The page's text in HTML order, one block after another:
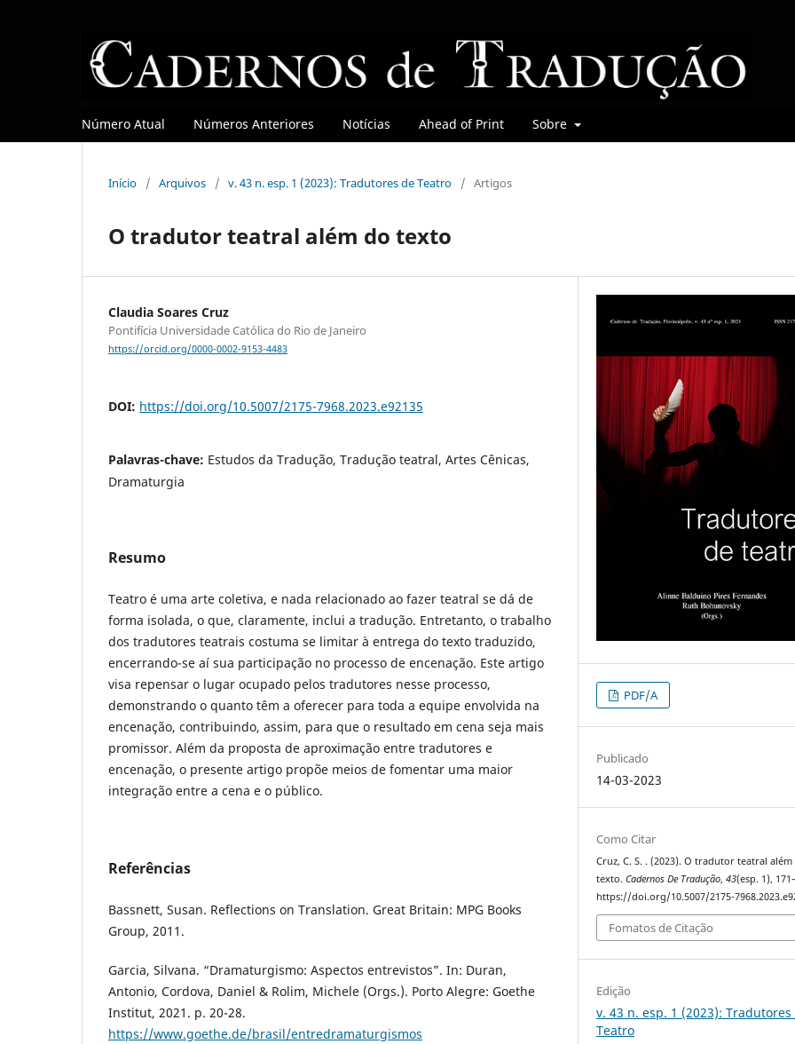
Número Atual Números Anteriores Notícias Ahead of Print Sobre
Início / Arquivos / v. 43 n. esp. 1 (2023): Tradutores de Teatro / Artigos
O tradutor teatral além do texto
Claudia Soares Cruz
Pontifícia Universidade Católica do Rio de Janeiro
https://orcid.org/0000-0002-9153-4483
DOI: https://doi.org/10.5007/2175-7968.2023.e92135
Palavras-chave: Estudos da Tradução, Tradução teatral, Artes Cênicas,
Dramaturgia
Resumo
Teatro é uma arte coletiva, e nada relacionado ao fazer teatral se dá de
forma isolada, o que, claramente, inclui a tradução. Entretanto, o trabalho
dos tradutores teatrais costuma se limitar à entrega do texto traduzido,
encerrando-se aí sua participação no processo de encenação. Este artigo
visa repensar o lugar ocupado pelos tradutores nesse processo,
demonstrando o quanto têm a oferecer para toda a equipe envolvida na
encenação, contribuindo, assim, para que o resultado em cena seja mais
promissor. Além da proposta de aproximação entre tradutores e
encenação, o presente artigo propõe meios de fomentar uma maior
integração entre a cena e o público.
Referências
Bassnett, Susan. Reflections on Translation. Great Britain: MPG Books
Group, 2011.
Garcia, Silvana. “Dramaturgismo: Aspectos entrevistos”. In: Duran,
Antonio, Cordova, Daniel & Rolim, Michele (Orgs.). Porto Alegre: Goethe
Institut, 2021. p. 20-28.
https://www.goethe.de/brasil/entredramaturgismos
PDF/A
Publicado
14-03-2023
Como Citar
Cruz, C. S. . (2023). O tradutor teatral
texto.Cadernos De Tradução,43(esp. 1),
https://doi.org/10.5007/2175-
Fomatos de Citação
Edição
v. 43 n. esp. 1 (2023): Tradutores
Teatro